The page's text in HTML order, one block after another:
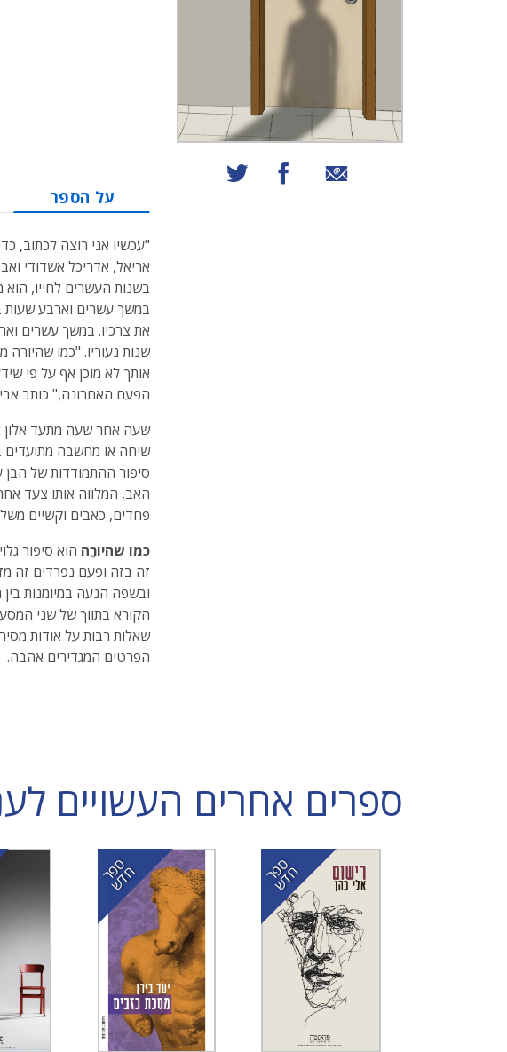
שיתוף באמצעות אימייל
שיתוף בפייסבוק
על הספר
"עכשיו אני רוצה לכתוב,
אריאל, אדריכל אשדודי
בשנות העשרים לחייו,
במשך עשרים וארבע שעות
את צרכיו. במשך עשרים
שנות נעוריו. "כמו
אותך לא מוכן אף על פי
הפעם האחרונה," כותב
שעה אחר שעה מתעד אלון
שיחה או מחשבה מתועדים
סיפור ההתמודדות של
האב, המלווה אותו צעד
פחדים, כאבים וקשיים
כמו שהיורֶה הוא סיפור
זה בזה ופעם נפרדים זה
ובשפה הנעה במיומנות בין
הקורא בתווך של שני
שאלות רבות על אודות
הפרטים המגדירים אהבה.
ספרים אחרים העשויים
ס
פ
ר
ח
ד
ש ס
פ
ר
ח
ד
ש